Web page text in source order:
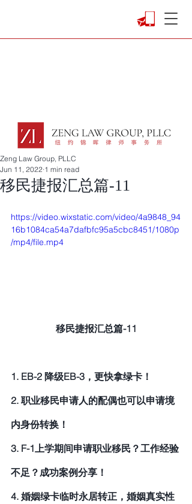
移民捷报汇总篇-11
Zeng Law Group, PLLC
Jun 11, 2022 1 min read
https://video.wixstatic.com/video/4a9848_94
16b1084ca54a7dafbfc95a5cbc8451/1080p
/mp4/file.mp4
移民捷报汇总篇-11
1. EB-2 降级EB-3，更快拿绿卡！
2. 职业移民申请人的配偶也可以申请境
内身份转换！
3. F-1上学期间申请职业移民？工作经验
不足？成功案例分享！
4. 婚姻绿卡临时永居转正，婚姻真实性